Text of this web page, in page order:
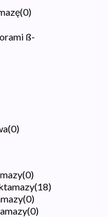
(0)
ß-
(0)
(0)
(18)
(0)
(0)